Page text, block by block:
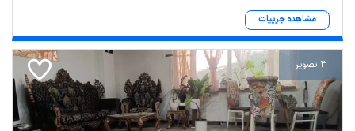
مشاهده جزییات
3 تصویر